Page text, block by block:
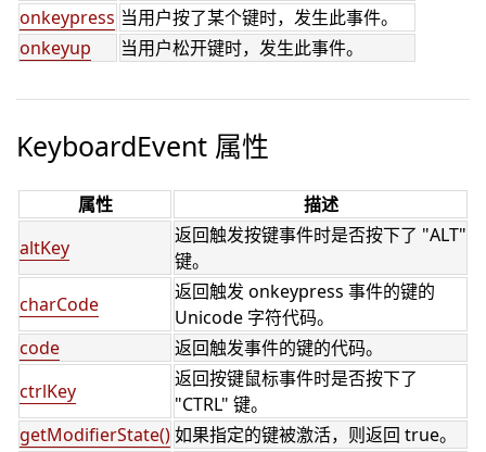
onkeypress 当用户按了某个键时，发生此事件。
onkeyup
当用户松开键时，发生此事件。
KeyboardEvent 属性
属性
描述
altKey
返回触发按键事件时是否按下了 "ALT"
键。
charCode
返回触发 onkeypress 事件的键的
Unicode 字符代码。
code
返回触发事件的键的代码。
ctrlKey
返回按键鼠标事件时是否按下了
"CTRL" 键。
getModifierState()如果指定的键被激活，则返回 true。